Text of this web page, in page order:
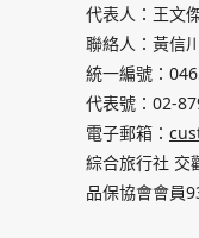
代表人：王文
聯絡人：黃信
統一編號：
代表號： 02-
電子郵箱：
綜合旅行社 交
品保協會會員